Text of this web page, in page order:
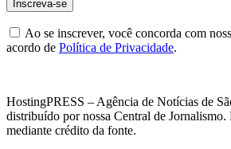
Ao se inscrever, você concorda com
acordo de Política de Privacidade.
HostingPRESS – Agência de Notícias de
distribuído por nossa Central de Jornalismo.
mediante crédito da fonte.